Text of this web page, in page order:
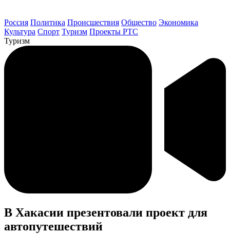
Россия Политика Происшествия Общество Экономика
Культура Спорт Туризм Проекты РТС
Туризм
В Хакасии презентовали проект для
автопутешествий